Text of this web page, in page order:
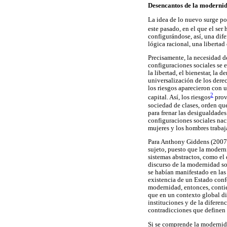
Desencantos de la
La idea de lo nuevo surge
este pasado, en el que el
configurándose, así, una
lógica racional, una libertad
Precisamente, la necesidad
configuraciones sociales se
la libertad, el bienestar, la
universalización de los
los riesgos aparecieron con
capital. Así, los riesgos2
sociedad de clases, orden
para frenar las
configuraciones sociales
mujeres y los hombres
Para Anthony Giddens
sujeto, puesto que la
sistemas abstractos, como
discurso de la modernidad
se habían manifestado en
existencia de un Estado
modernidad, entonces,
que en un contexto global
instituciones y de la
contradicciones que definen
Si se comprende la